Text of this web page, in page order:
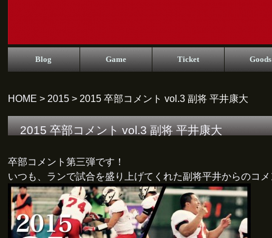
Blog Game Ticket Goods
HOME > 2015> 2015 卒部コメント vol.3 副将 平井康大
2015 卒部コメント vol.3 副将 平井康大
卒部コメント第三弾です！
いつも、ランで試合を盛り上げてくれた副将平井からのコ